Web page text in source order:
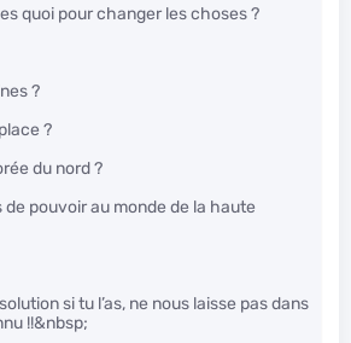
quoi pour changer les choses ?
?
?
du nord ?
pouvoir au monde de la haute
si tu l’as, ne nous laisse pas dans
!!&nbsp;